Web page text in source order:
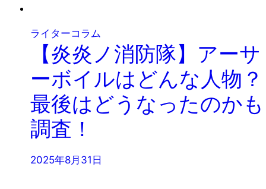
ライターコラム
【炎炎ノ消防隊】アーサ
ーボイルはどんな人物？
最後はどうなったのかも
調査！
2025年8月31日